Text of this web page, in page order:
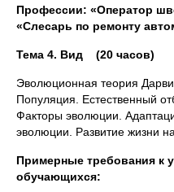
Профессии: «Оператор
«Слесарь по ремонту
Тема 4. Вид (20 часов)
Эволюционная теория
Популяция. Естественный
Факторы эволюции.
эволюции. Развитие жизни
Примерные требования к
обучающихся: